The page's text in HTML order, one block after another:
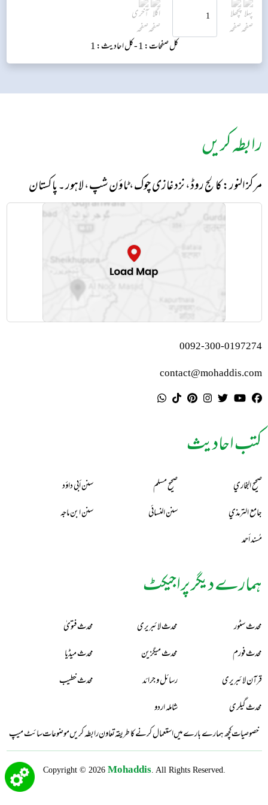
کل صفحات: 1 - کل احادیث: 1
رابطہ کریں
مرکز النور: کالج روڈ، نزد غازی چوک، ٹاؤن شپ، لاہور ۔ پاکستان
0092-300-0197274
contact@mohaddis.com
کتب احادیث
صحيح البخاري صحيح مسلم
سنن أبي داؤد
جامع الترمذي
سنن النسائي
سنن ابن ماجه
مُسند أحمد
ہمارے دیگر پراجیکٹ
محدث سٹور محدث لائبریری
محدث فتویٰ
محدث فورم
محدث میگزین
محدث میڈیا
قرآن لائبریری
رسائل و جرائد
محدث خطیب
محدث گیلری
شاملہ اردو
خصوصیاتکچھ ہمارے بارے میںاستعمال کرنے کا طریقہتعاونرابطہ کریںموضوعاتسائٹ میپ
Copyright © 2026 Mohaddis. All Rights Reserved.